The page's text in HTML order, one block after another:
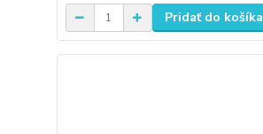
Pridať do košíka